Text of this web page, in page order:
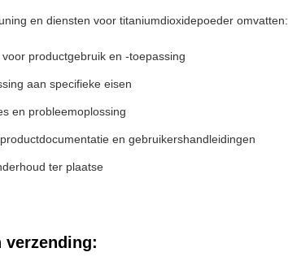
en diensten voor titaniumdioxidepoeder omvatten:
productgebruik en -toepassing
aan specifieke eisen
en probleemoplossing
en gebruikershandleidingen
ter plaatse
verzending: